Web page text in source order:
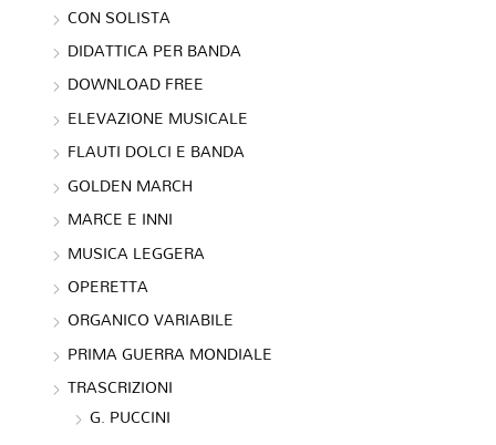
CON SOLISTA
DIDATTICA PER BANDA
DOWNLOAD FREE
ELEVAZIONE MUSICALE
FLAUTI DOLCI E BANDA
GOLDEN MARCH
MARCE E INNI
MUSICA LEGGERA
OPERETTA
ORGANICO VARIABILE
PRIMA GUERRA MONDIALE
TRASCRIZIONI
G. PUCCINI